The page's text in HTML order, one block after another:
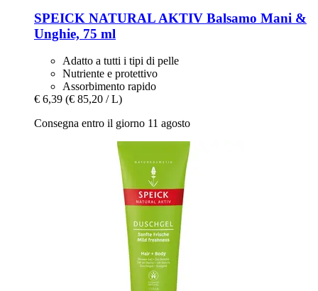
SPEICK NATURAL AKTIV Balsamo Mani &
Unghie, 75 ml
Adatto a tutti i tipi di pelle
Nutriente e protettivo
Assorbimento rapido
€ 6,39 (€ 85,20 / L)
Consegna entro il giorno 11 agosto